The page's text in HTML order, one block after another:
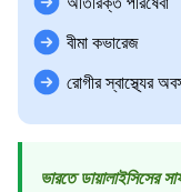
বীমা কভারেজ
রোগীর স্বাস্থ্যের
ভারতে ডায়ালাইসিসের